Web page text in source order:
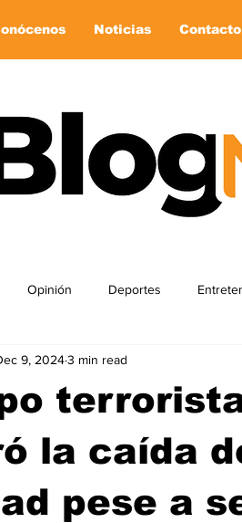
Noticias Contacto
Opinión Deportes
la caída
pese a
9, 20243 min read